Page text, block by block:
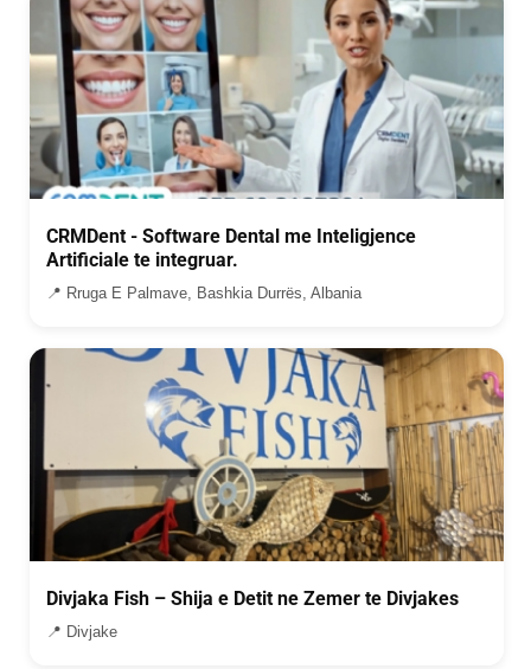
CRMDent - Software Dental me Inteligjence
Artificiale te integruar.
📍 Rruga E Palmave, Bashkia Durrës, Albania
Divjaka Fish – Shija e Detit ne Zemer te Divjakes
📍 Divjake